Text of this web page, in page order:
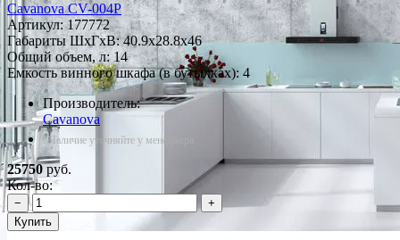
Cavanova CV-004P
Артикул:177772
Габариты ШxГxВ: 40.9x28.8x46
Общий объем, л: 14
Емкость винного шкафа (в бутылках): 4
Производитель:
Cavanova
*Наличие уточняйте у менеджера
25750руб.
Кол-во:
−
+
Купить